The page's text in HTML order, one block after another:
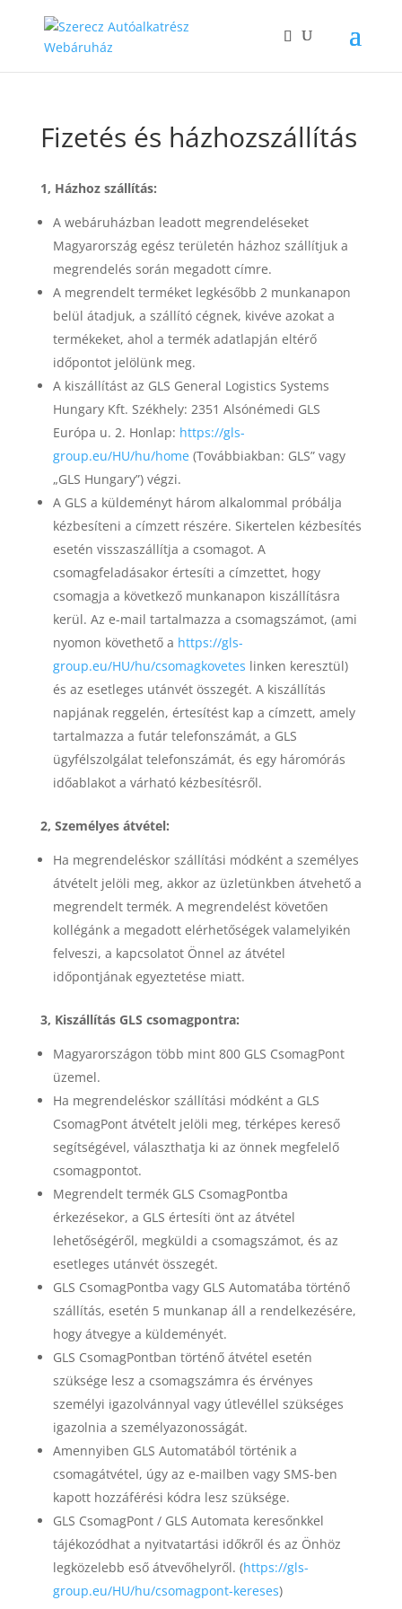
Fizetés és házhozszállítás
1, Házhoz szállítás:
A webáruházban leadott megrendeléseket
Magyarország egész területén házhoz szállítjuk a
megrendelés során megadott címre.
A megrendelt terméket legkésőbb 2 munkanapon
belül átadjuk, a szállító cégnek, kivéve azokat a
termékeket, ahol a termék adatlapján eltérő
időpontot jelölünk meg.
A kiszállítást az GLS General Logistics Systems
Hungary Kft. Székhely: 2351 Alsónémedi GLS
Európa u. 2. Honlap: https://gls-
group.eu/HU/hu/home(Továbbiakban: GLS” vagy
„GLS Hungary”) végzi.
A GLS a küldeményt három alkalommal próbálja
kézbesíteni a címzett részére. Sikertelen kézbesítés
esetén visszaszállítja a csomagot. A
csomagfeladásakor értesíti a címzettet, hogy
csomagja a következő munkanapon kiszállításra
kerül. Az e-mail tartalmazza a csomagszámot, (ami
nyomon követhető a https://gls-
group.eu/HU/hu/csomagkovetes linken keresztül)
és az esetleges utánvét összegét. A kiszállítás
napjának reggelén, értesítést kap a címzett, amely
tartalmazza a futár telefonszámát, a GLS
ügyfélszolgálat telefonszámát, és egy háromórás
időablakot a várható kézbesítésről.
2, Személyes átvétel:
Ha megrendeléskor szállítási módként a személyes
átvételt jelöli meg, akkor az üzletünkben átvehető a
megrendelt termék. A megrendelést követően
kollégánk a megadott elérhetőségek valamelyikén
felveszi, a kapcsolatot Önnel az átvétel
időpontjának egyeztetése miatt.
3, Kiszállítás GLS csomagpontra:
Magyarországon több mint 800 GLS CsomagPont
üzemel.
Ha megrendeléskor szállítási módként a GLS
CsomagPont átvételt jelöli meg, térképes kereső
segítségével, választhatja ki az önnek megfelelő
csomagpontot.
Megrendelt termék GLS CsomagPontba
érkezésekor, a GLS értesíti önt az átvétel
lehetőségéről, megküldi a csomagszámot, és az
esetleges utánvét összegét.
GLS CsomagPontba vagy GLS Automatába történő
szállítás, esetén 5 munkanap áll a rendelkezésére,
hogy átvegye a küldeményét.
GLS CsomagPontban történő átvétel esetén
szüksége lesz a csomagszámra és érvényes
személyi igazolvánnyal vagy útlevéllel szükséges
igazolnia a személyazonosságát.
Amennyiben GLS Automatából történik a
csomagátvétel, úgy az e-mailben vagy SMS-ben
kapott hozzáférési kódra lesz szüksége.
GLS CsomagPont / GLS Automata keresőnkkel
tájékozódhat a nyitvatartási időkről és az Önhöz
legközelebb eső átvevőhelyről. (https://gls-
group.eu/HU/hu/csomagpont-kereses)